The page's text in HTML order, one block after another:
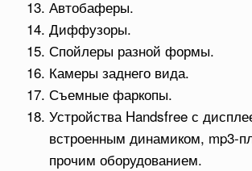
Автобаферы.
Диффузоры.
Спойлеры разной формы.
Камеры заднего вида.
Съемные фаркопы.
Устройства Handsfree с
встроенным динамиком, mp3-
прочим оборудованием.